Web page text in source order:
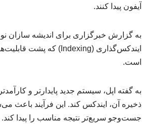
آیفون پیدا کنند.
به گزارش خبرگزاری برای اندیشه سازان
است.
به گفته اپل، سیستم جدید پایدارتر و
ذخیره آن، ایندکس کند. این فرآیند باعث
جست‌وجو سریع‌تر نتیجه مناسب را پیدا کند.